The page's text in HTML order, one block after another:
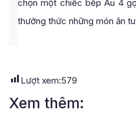
chọn một chiếc bếp Âu 4
thưởng thức những món ăn
Lượt xem:579
Xem thêm: